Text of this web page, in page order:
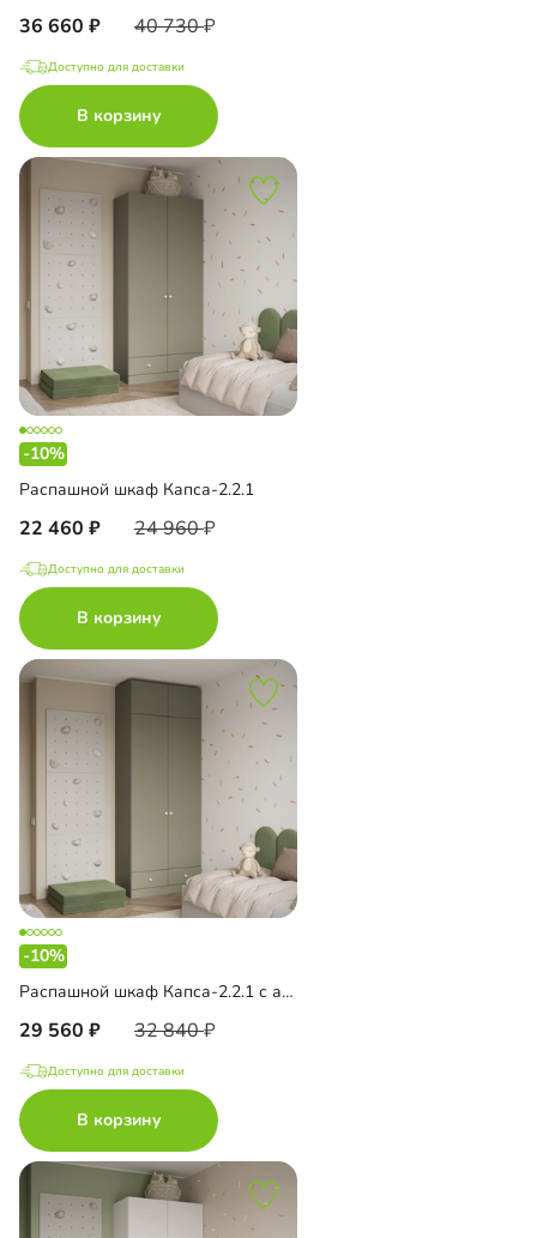
36 660 40 730
Доступно для доставки
В корзину
-10%
Распашной шкаф Капса-2.2.1
22 460 24 960
Доступно для доставки
В корзину
-10%
Распашной шкаф Капса-2.2.1 с антресолью
29 560 32 840
Доступно для доставки
В корзину